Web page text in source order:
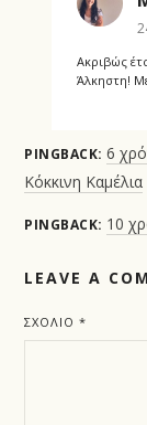
Ακριβώς
Άλκηστη!
PINGBACK:6
Κόκκινη Καμέλια
PINGBACK: 10
LEAVE A
ΣΧΌΛΙΟ*